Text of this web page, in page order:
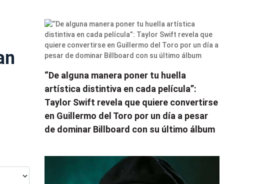
“De alguna manera poner tu huella
artística distintiva en cada película”:
Taylor Swift revela que quiere convertirse
en Guillermo del Toro por un día a pesar
de dominar Billboard con su último álbum